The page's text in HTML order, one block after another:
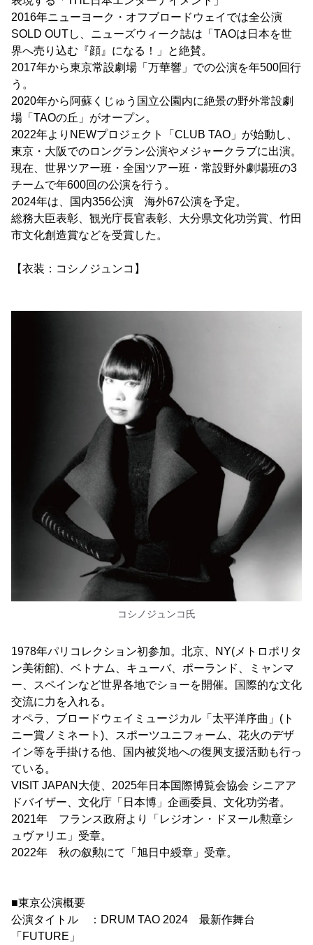
2016年ニューヨーク・オフブロードウェイでは全公演
SOLD OUTし、ニューズウィーク誌は「TAOは日本を世
界へ売り込む『顔』になる！」と絶賛。
2017年から東京常設劇場「万華響」での公演を年500回行
う。
2020年から阿蘇くじゅう国立公園内に絶景の野外常設劇
場「TAOの丘」がオープン。
2022年よりNEWプロジェクト「CLUB TAO」が始動し、
東京・大阪でのロングラン公演やメジャークラブに出演。
現在、世界ツアー班・全国ツアー班・常設野外劇場班の3
チームで年600回の公演を行う。
2024年は、国内356公演 海外67公演を予定。
総務大臣表彰、観光庁長官表彰、大分県文化功労賞、竹田
市文化創造賞などを受賞した。
【衣装：コシノジュンコ】
コシノジュンコ氏
1978年パリコレクション初参加。北京、NY(メトロポリタ
ン美術館)、ベトナム、キューバ、ポーランド、ミャンマ
ー、スペインなど世界各地でショーを開催。国際的な文化
交流に力を入れる。
オペラ、ブロードウェイミュージカル「太平洋序曲」(ト
ニー賞ノミネート)、スポーツユニフォーム、花火のデザ
イン等を手掛ける他、国内被災地への復興支援活動も行っ
ている。
VISIT JAPAN大使、2025年日本国際博覧会協会 シニアア
ドバイザー、文化庁「日本博」企画委員、文化功労者。
2021年 フランス政府より「レジオン・ドヌール勲章シ
ュヴァリエ」受章。
2022年 秋の叙勲にて「旭日中綬章」受章。
■東京公演概要
公演タイトル ：DRUM TAO 2024 最新作舞台
「FUTURE」